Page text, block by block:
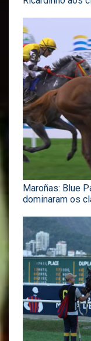
Maroñas: Blue
dominaram os